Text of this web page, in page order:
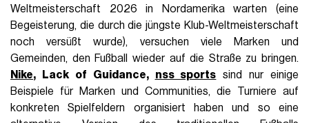
Weltmeisterschaft 2026 in Nordamerika warten (eine
Begeisterung, die durch die jüngste Klub-Weltmeisterschaft
noch versüßt wurde), versuchen viele Marken und
Gemeinden, den Fußball wieder auf die Straße zu bringen.
Nike, Lack of Guidance, nss sports sind nur einige
Beispiele für Marken und Communities, die Turniere auf
konkreten Spielfeldern organisiert haben und so eine